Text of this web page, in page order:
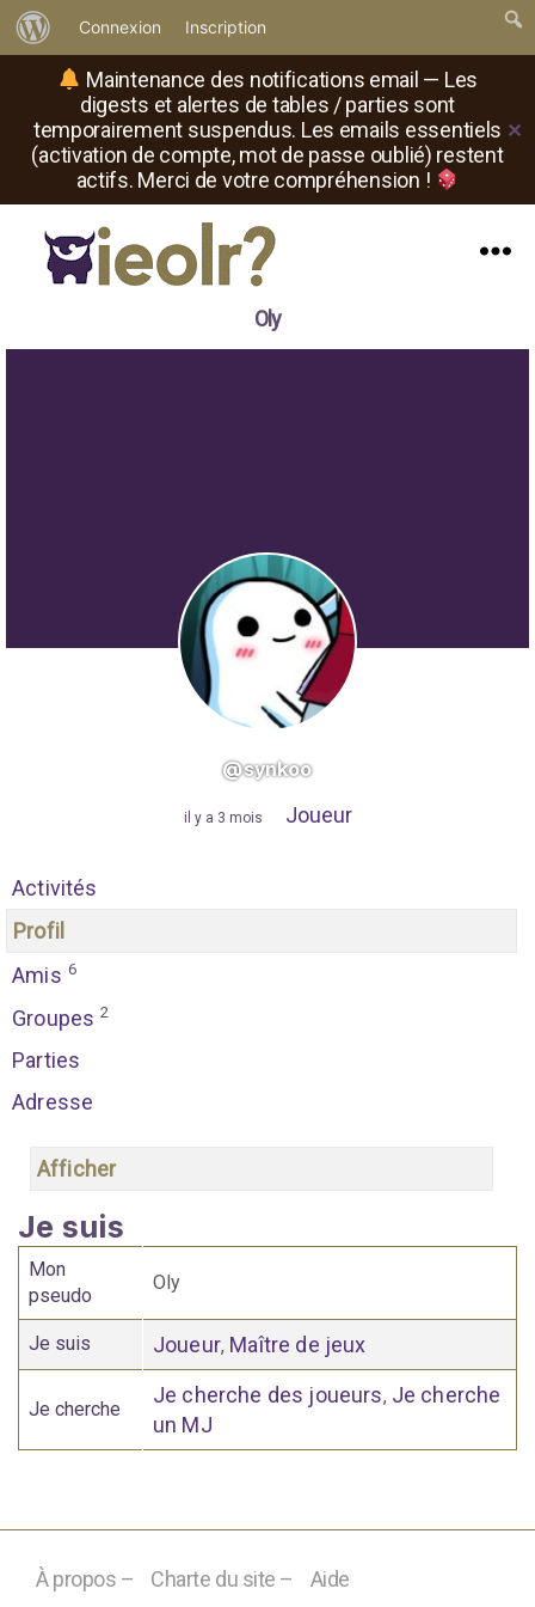
Maintenance des notifications email — Les
digests et alertes de tables / parties sont
temporairement suspendus. Les emails essentiels
(activation de compte, mot de passe oublié) restent
actifs. Merci de votre compréhension !
✕
propos
de
WordPress
Connexion Inscription
où
Oly
@synkoo
il y a 3 mois Joueur
Activités
Profil
Amis 6
Groupes 2
Parties
Adresse
Afficher
Je suis
Mon
pseudo
Oly
Je suis Joueur, Maître de jeux
Je cherche
Je cherche des joueurs, Je cherche
un MJ
À propos – Charte du site – Aide